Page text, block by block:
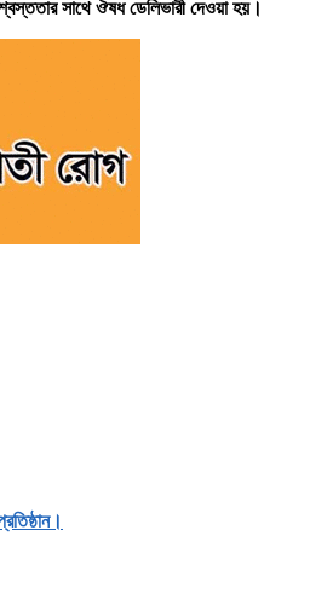
সাথে ঔষধ ডেলিভারী দেওয়া হয়।